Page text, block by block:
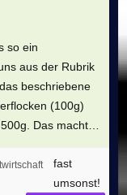
so ein
aus der Rubrik
beschriebene
(100g)
Das macht…
fast
umsonst!